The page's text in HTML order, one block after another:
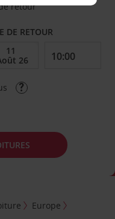
retour
DE RETOUR
Europe